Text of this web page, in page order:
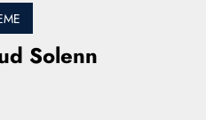
Solenn